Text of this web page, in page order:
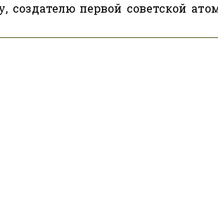
первой советской